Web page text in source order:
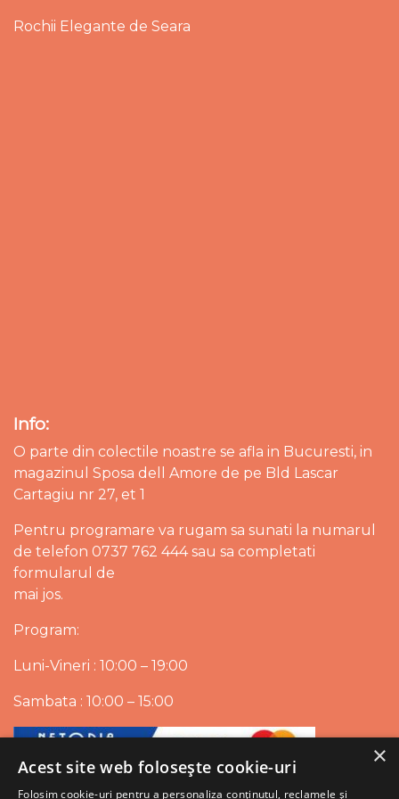
Rochii Elegante de Seara
Info:
O parte din colectile noastre se afla in Bucuresti, in
magazinul Sposa dell Amore de pe Bld Lascar
Cartagiu nr 27, et 1
Pentru programare va rugam sa sunati la numarul
de telefon 0737 762 444 sau sa completati
formularul de
mai jos.
Program:
Luni-Vineri : 10:00 – 19:00
Sambata : 10:00 – 15:00
×
Acest site web folosește cookie-uri
Folosim cookie-uri pentru a personaliza conținutul, reclamele și